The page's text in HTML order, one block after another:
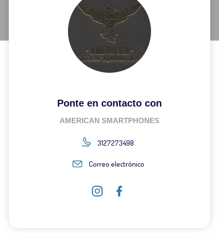
Ponte en contacto con
AMERICAN SMARTPHONES
3127273498
Correo electrónico